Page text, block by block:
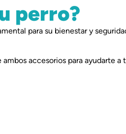
perro?
para su bienestar y
accesorios para ayudarte a